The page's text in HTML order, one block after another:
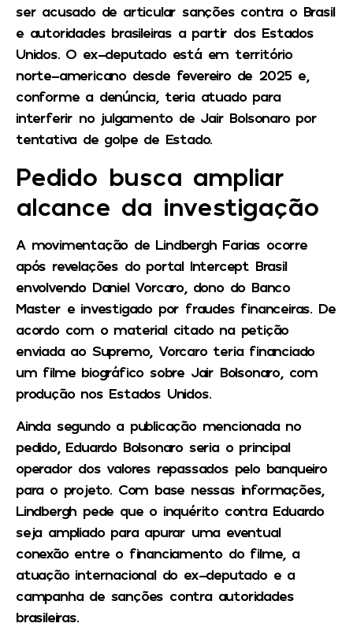
ser acusado de articular sanções contra o Brasil
e autoridades brasileiras a partir dos Estados
Unidos. O ex-deputado está em território
norte-americano desde fevereiro de 2025 e,
conforme a denúncia, teria atuado para
interferir no julgamento de Jair Bolsonaro por
tentativa de golpe de Estado.
Pedido busca ampliar
alcance da investigação
A movimentação de Lindbergh Farias ocorre
após revelações do portal Intercept Brasil
envolvendo Daniel Vorcaro, dono do Banco
Master e investigado por fraudes financeiras. De
acordo com o material citado na petição
enviada ao Supremo, Vorcaro teria financiado
um filme biográfico sobre Jair Bolsonaro, com
produção nos Estados Unidos.
Ainda segundo a publicação mencionada no
pedido, Eduardo Bolsonaro seria o principal
operador dos valores repassados pelo banqueiro
para o projeto. Com base nessas informações,
Lindbergh pede que o inquérito contra Eduardo
seja ampliado para apurar uma eventual
conexão entre o financiamento do filme, a
atuação internacional do ex-deputado e a
campanha de sanções contra autoridades
brasileiras.